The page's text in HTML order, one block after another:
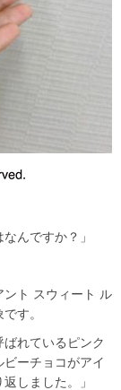
んですか？」
ント スウィート ル
す。
れているピンク
ーチョコがアイ
しました。」